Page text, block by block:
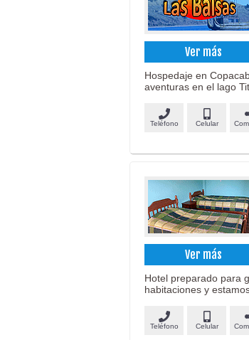
Ver más
Hospedaje en
aventuras en el lago
Teléfono Celular
Ver más
Hotel preparado para
habitaciones y
Teléfono Celular